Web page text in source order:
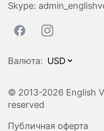
Skype:
Валюта:
© 2013-2026 English
reserved
Публичная оферта